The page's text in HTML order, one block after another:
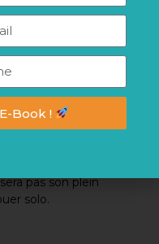
autour de toi ;
mettre en
sociale et lors des
pas son plein
solo.
Book !